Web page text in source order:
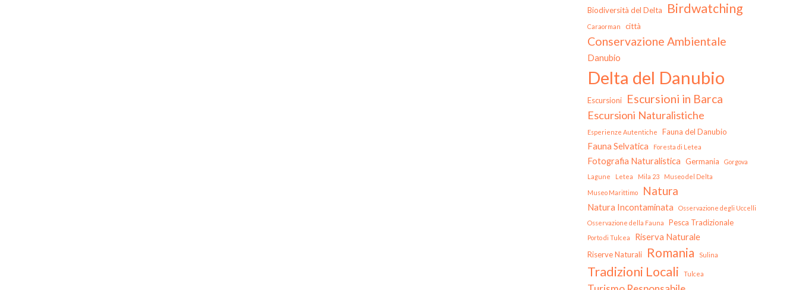
Biodiversità del Delta
Birdwatching
Caraorman città
Conservazione Ambientale
Danubio
Delta del Danubio
Escursioni Escursioni in Barca
Escursioni Naturalistiche
Esperienze Autentiche Fauna del Danubio
Fauna Selvatica Foresta di Letea
Fotografia Naturalistica Germania
Gorgova
Lagune
Letea Mila 23 Museo del Delta
Museo Marittimo Natura
Natura Incontaminata
Osservazione degli Uccelli
Osservazione della Fauna
Pesca Tradizionale
Porto di Tulcea Riserva Naturale
Riserve Naturali Romania Sulina
Tradizioni Locali Tulcea